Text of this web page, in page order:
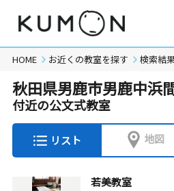
HOME お近くの教室を探す 検索結
秋田県男鹿市男鹿中浜
付近の公文式教室
リスト 地図
若美教室